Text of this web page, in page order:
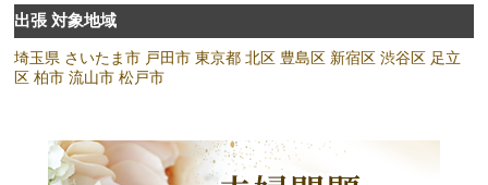
出張 対象地域
埼玉県 さいたま市 戸田市 東京都 北区 豊島区 新宿区 渋谷区 足立
区 柏市 流山市 松戸市